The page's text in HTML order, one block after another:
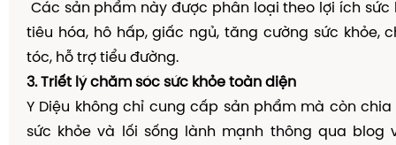
Các sản phẩm này được phân loại theo lợi ích sức
tiêu hóa, hô hấp, giấc ngủ, tăng cường sức khỏe,
tóc, hỗ trợ tiểu đường.
3. Triết lý chăm sóc sức khỏe toàn diện
Y Diệu không chỉ cung cấp sản phẩm mà còn chia
sức khỏe và lối sống lành mạnh thông qua blog